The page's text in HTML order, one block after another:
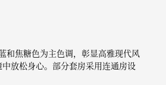
和焦糖色为主色调，彰显高雅现代风
放松身心。部分套房采用连通房设